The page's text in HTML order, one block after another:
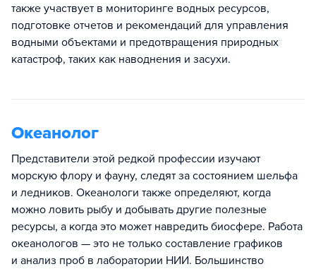
также участвует в мониторинге водных ресурсов,
подготовке отчетов и рекомендаций для управления
водными объектами и предотвращения природных
катастроф, таких как наводнения и засухи.
Океанолог
Представители этой редкой профессии изучают
морскую флору и фауну, следят за состоянием шельфа
и ледников. Океанологи также определяют, когда
можно ловить рыбу и добывать другие полезные
ресурсы, а когда это может навредить биосфере. Работа
океанологов — это не только составление графиков
и анализ проб в лаборатории НИИ. Большинство